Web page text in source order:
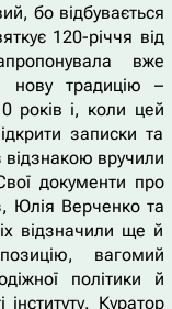
бо відбувається
120-річчя від
вже
нову традицію –
років і, коли цей
записки та
вручили
документи про
Юлія Верченко та
відзначили ще й
вагомий
політики й
Куратор